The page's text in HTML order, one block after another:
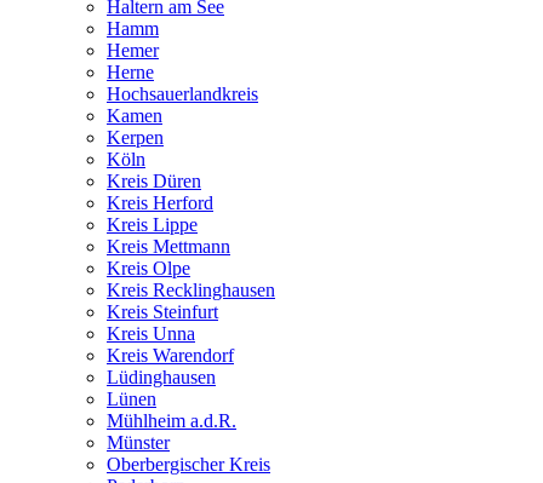
Haltern am See
Hamm
Hemer
Herne
Hochsauerlandkreis
Kamen
Kerpen
Köln
Kreis Düren
Kreis Herford
Kreis Lippe
Kreis Mettmann
Kreis Olpe
Kreis Recklinghausen
Kreis Steinfurt
Kreis Unna
Kreis Warendorf
Lüdinghausen
Lünen
Mühlheim a.d.R.
Münster
Oberbergischer Kreis